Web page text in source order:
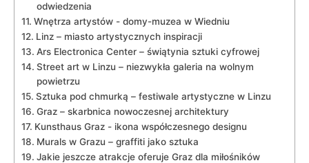
odwiedzenia
Wnętrza artystów ​- ​domy-muzea w ⁤Wiedniu
Linz – ​miasto artystycznych inspiracji
Ars Electronica Center – świątynia sztuki cyfrowej
Street⁤ art w Linzu – niezwykła galeria⁣ na wolnym
powietrzu
Sztuka pod chmurką – ‌festiwale artystyczne w​ Linzu
Graz – skarbnica nowoczesnej architektury
Kunsthaus Graz ⁤- ikona współczesnego designu
Murals w Grazu – graffiti jako sztuka
Jakie jeszcze ⁣atrakcje oferuje Graz dla miłośników